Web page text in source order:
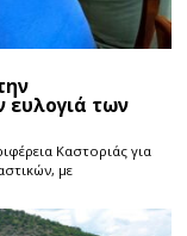
ευλογιά των
Καστοριάς για
με